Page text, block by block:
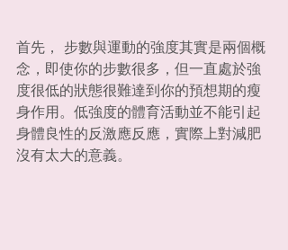
首先， 步數與運動的強度其實是兩個概
念，即使你的步數很多，但一直處於強
度很低的狀態很難達到你的預想期的瘦
身作用。低強度的體育活動並不能引起
身體良性的反激應反應，實際上對減肥
沒有太大的意義。